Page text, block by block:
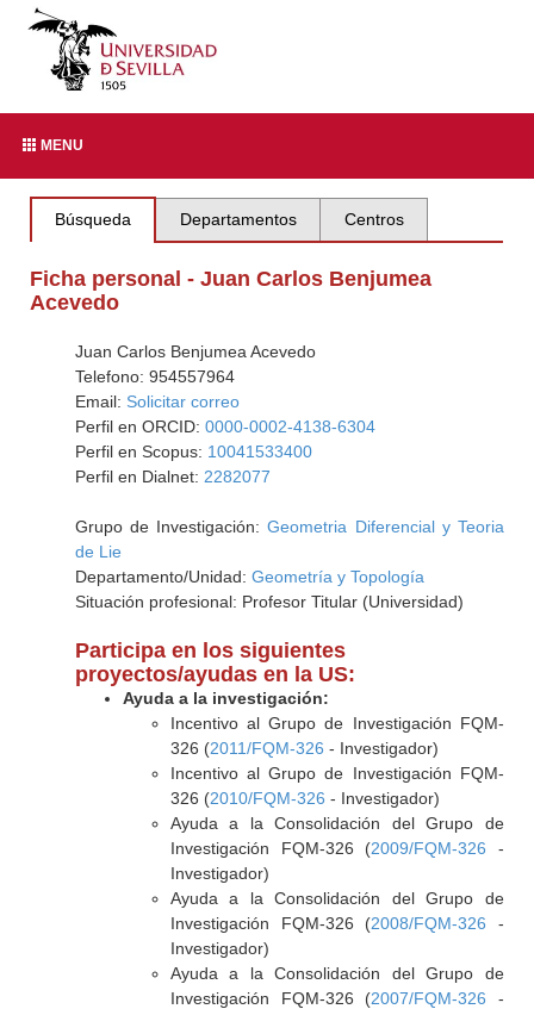
MENU
Búsqueda Departamentos Centros
Ficha personal - Juan Carlos Benjumea
Acevedo
Juan Carlos Benjumea Acevedo
Telefono: 954557964
Email: Solicitar correo
Perfil en ORCID: 0000-0002-4138-6304
Perfil en Scopus: 10041533400
Perfil en Dialnet: 2282077
Grupo de Investigación:Geometria Diferencial y Teoria
de Lie
Departamento/Unidad: Geometría y Topología
Situación profesional: Profesor Titular (Universidad)
Participa en los siguientes
proyectos/ayudas en la US:
Ayuda a la investigación:
Incentivo al Grupo de Investigación FQM-
326 (2011/FQM-326 - Investigador)
Incentivo al Grupo de Investigación FQM-
326 (2010/FQM-326 - Investigador)
Ayuda a la Consolidación del Grupo de
Investigación FQM-326 (2009/FQM-326 -
Investigador)
Ayuda a la Consolidación del Grupo de
Investigación FQM-326 (2008/FQM-326 -
Investigador)
Ayuda a la Consolidación del Grupo de
Investigación FQM-326 (2007/FQM-326 -